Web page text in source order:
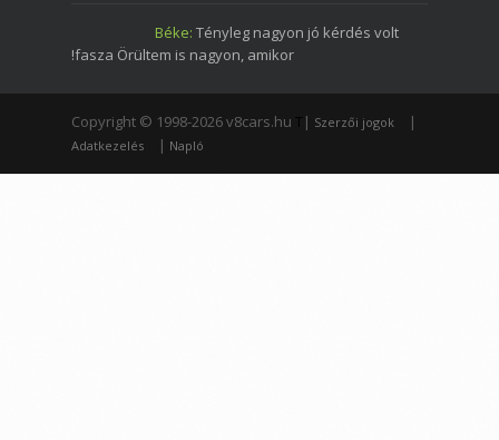
Béke: Tényleg nagyon jó kérdés volt
!fasza Örültem is nagyon, amikor
Copyright © 1998-2026 v8cars.hu | Szerzői jogok |
Adatkezelés | Napló